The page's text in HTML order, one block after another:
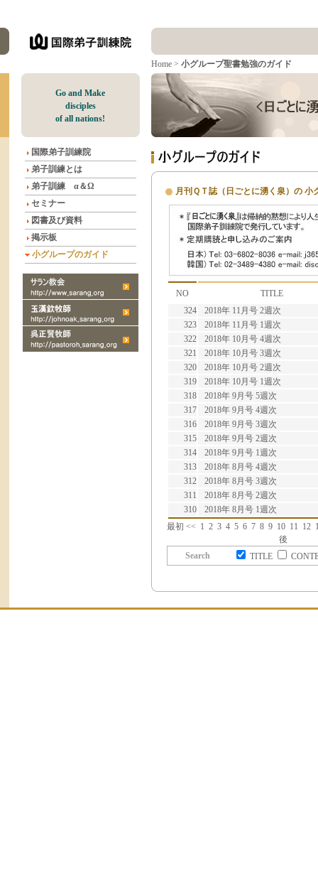
Home > 小グループ聖書勉強のガイド
Go and Make
disciples
of all nations!
国際弟子訓練院
弟子訓練とは
弟子訓練 α＆Ω
セミナー
図書及び資料
掲示板
小グループのガイド
月刊ＱＴ誌（日ごとに湧く泉）の
NO
TITLE
324
2018年 11月号 2週次
323
2018年 11月号 1週次
322
2018年 10月号 4週次
321
2018年 10月号 3週次
320
2018年 10月号 2週次
319
2018年 10月号 1週次
318
2018年 9月号 5週次
317
2018年 9月号 4週次
316
2018年 9月号 3週次
315
2018年 9月号 2週次
314
2018年 9月号 1週次
313
2018年 8月号 4週次
312
2018年 8月号 3週次
311
2018年 8月号 2週次
310
2018年 8月号 1週次
最初 << 1 2 3 4 5 6 7 8 9 10 11 12
後
Search
TITLE